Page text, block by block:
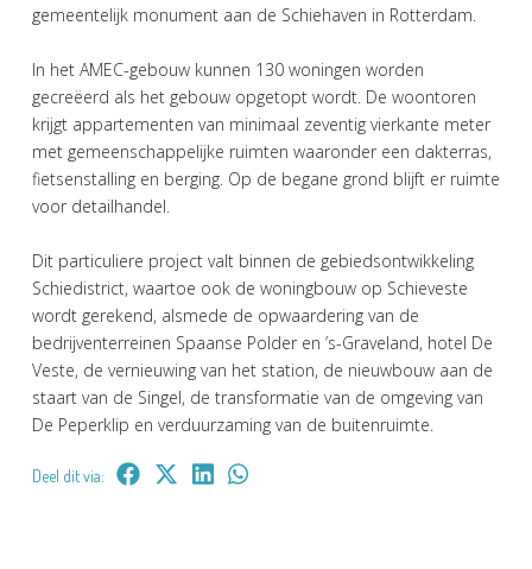
gemeentelijk monument aan de Schiehaven in Rotterdam.
In het AMEC-gebouw kunnen 130 woningen worden
gecreëerd als het gebouw opgetopt wordt. De woontoren
krijgt appartementen van minimaal zeventig vierkante meter
met gemeenschappelijke ruimten waaronder een dakterras,
fietsenstalling en berging. Op de begane grond blijft er ruimte
voor detailhandel.
Dit particuliere project valt binnen de gebiedsontwikkeling
Schiedistrict, waartoe ook de woningbouw op Schieveste
wordt gerekend, alsmede de opwaardering van de
bedrijventerreinen Spaanse Polder en ’s-Graveland, hotel De
Veste, de vernieuwing van het station, de nieuwbouw aan de
staart van de Singel, de transformatie van de omgeving van
De Peperklip en verduurzaming van de buitenruimte.
Deel dit via: